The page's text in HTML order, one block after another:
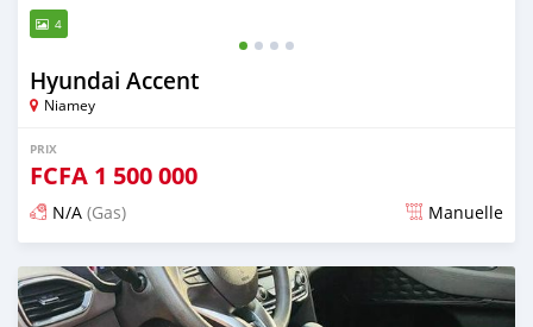
4
Hyundai Accent
Niamey
PRIX
FCFA 1 500 000
N/A (Gas) Manuelle
Publié il y a environ 2 ans